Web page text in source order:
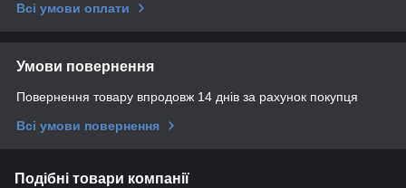
Всі умови оплати
Умови повернення
Повернення товару впродовж 14 днів за рахунок покупця
Всі умови повернення
Подібні товари компанії